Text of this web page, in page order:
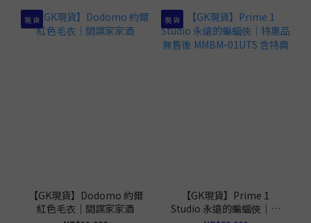
現 貨
【GK現貨】Dodomo 約爾
紅色毛衣｜間諜家家酒
現 貨
【GK現貨】Prime 1
Studio 永遠的蝙蝠俠｜特